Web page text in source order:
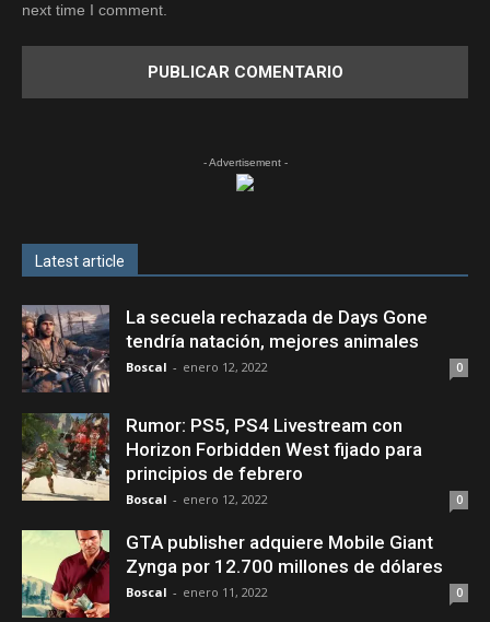
next time I comment.
- Advertisement -
Latest article
La secuela rechazada de Days Gone
tendría natación, mejores animales
Boscal - enero 12, 2022 0
Rumor: PS5, PS4 Livestream con
Horizon Forbidden West fijado para
principios de febrero
Boscal - enero 12, 2022 0
GTA publisher adquiere Mobile Giant
Zynga por 12.700 millones de dólares
Boscal - enero 11, 2022 0